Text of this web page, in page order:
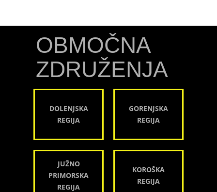
OBMOČNA
ZDRUŽENJA
DOLENJSKA
REGIJA
GORENJSKA
REGIJA
JUŽNO
PRIMORSKA
REGIJA
KOROŠKA
REGIJA